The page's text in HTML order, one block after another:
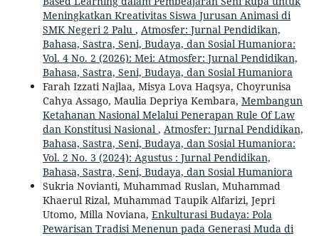
Meningkatkan Kreativitas Siswa Jurusan Animasi di
SMK Negeri 2 Palu , Atmosfer: Jurnal Pendidikan,
Bahasa, Sastra, Seni, Budaya, dan Sosial Humaniora:
Vol. 4 No. 2 (2026): Mei: Atmosfer: Jurnal Pendidikan,
Bahasa, Sastra, Seni, Budaya, dan Sosial Humaniora
Farah Izzati Najlaa, Misya Lova Haqsya, Choyrunisa
Cahya Assago, Maulia Depriya Kembara, Membangun
Ketahanan Nasional Melalui Penerapan Rule Of Law
dan Konstitusi Nasional , Atmosfer: Jurnal Pendidikan,
Bahasa, Sastra, Seni, Budaya, dan Sosial Humaniora:
Vol. 2 No. 3 (2024): Agustus : Jurnal Pendidikan,
Bahasa, Sastra, Seni, Budaya, dan Sosial Humaniora
Sukria Novianti, Muhammad Ruslan, Muhammad
Khaerul Rizal, Muhammad Taupik Alfarizi, Jepri
Utomo, Milla Noviana, Enkulturasi Budaya: Pola
Pewarisan Tradisi Menenun pada Generasi Muda di